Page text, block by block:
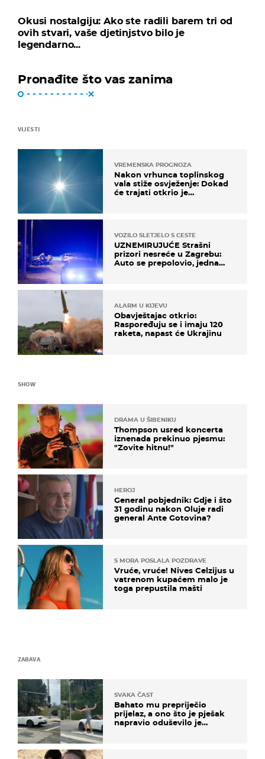
Okusi nostalgiju: Ako ste radili barem tri od
ovih stvari, vaše djetinjstvo bilo je
legendarno...
Pronađite što vas zanima
VIJESTI
VREMENSKA PROGNOZA
Nakon vrhunca toplinskog
vala stiže osvježenje: Dokad
će trajati otkrio je
VOZILO SLETJELO S CESTE
UZNEMIRUJUĆE Strašni
prizori nesreće u Zagrebu:
Auto se prepolovio, jedna
ALARM U KIJEVU
Obavještajac otkrio:
Raspoređuju se i imaju 120
raketa, napast će Ukrajinu
SHOW
DRAMA U ŠIBENIKU
Thompson usred koncerta
iznenada prekinuo pjesmu:
"Zovite hitnu!"
HEROJ
General pobjednik: Gdje i što
31 godinu nakon Oluje radi
general Ante Gotovina?
S MORA POSLALA POZDRAVE
Vruće, vruće! Nives Celzijus u
vatrenom kupaćem malo je
toga prepustila mašti
ZABAVA
SVAKA ČAST
Bahato mu prepriječio
prijelaz, a ono što je pješak
napravio oduševilo je